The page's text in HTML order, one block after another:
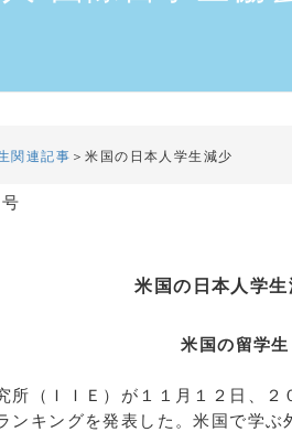
関連記事 ＞米国の日本人学生減少
米国の日本人学生
生４人に１
（ＩＩＥ）が１１月１２日、２
ンキングを発表した。米国で学